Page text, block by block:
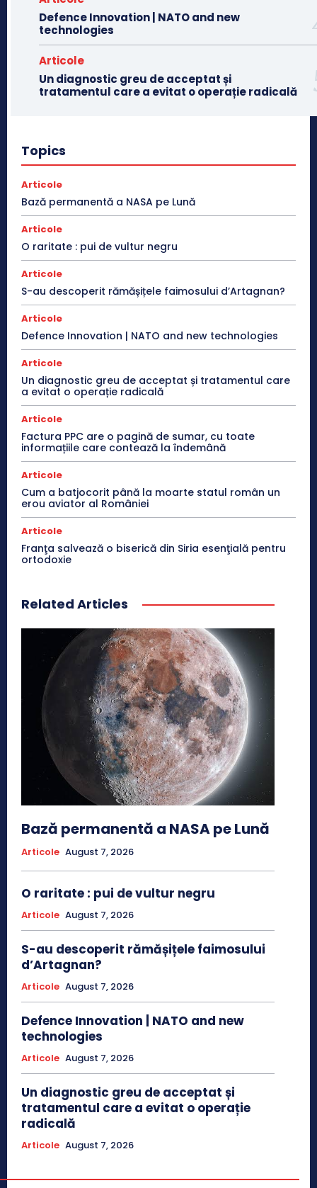
Defence Innovation | NATO and new
technologies
Articole
Un diagnostic greu de acceptat și
tratamentul care a evitat o operație radicală
Topics
Articole
Bază permanentă a NASA pe Lună
Articole
O raritate : pui de vultur negru
Articole
S-au descoperit rămășițele faimosului d’Artagnan?
Articole
Defence Innovation | NATO and new technologies
Articole
Un diagnostic greu de acceptat și tratamentul care
a evitat o operație radicală
Articole
Factura PPC are o pagină de sumar, cu toate
informațiile care contează la îndemână
Articole
Cum a batjocorit până la moarte statul român un
erou aviator al României
Articole
Franţa salvează o biserică din Siria esenţială pentru
ortodoxie
Related Articles
Bază permanentă a NASA pe Lună
Articole August 7, 2026
O raritate : pui de vultur negru
Articole August 7, 2026
S-au descoperit rămășițele faimosului
d’Artagnan?
Articole August 7, 2026
Defence Innovation | NATO and new
technologies
Articole August 7, 2026
Un diagnostic greu de acceptat și
tratamentul care a evitat o operație
radicală
Articole August 7, 2026